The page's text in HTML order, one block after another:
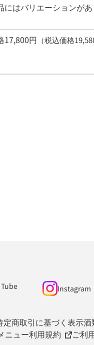
にはバリエーションがあ
17,800円 （税込価格
Instagram
定商取引に基づく表示酒
ニュー利用規約 ご利